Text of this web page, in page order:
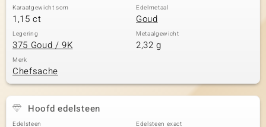
Karaatgewicht som
1,15 ct
Edelmetaal
Goud
Legering
375 Goud / 9K
Metaalgewicht
2,32 g
Merk
Chefsache
Hoofd edelsteen
Edelsteen Edelsteen exact